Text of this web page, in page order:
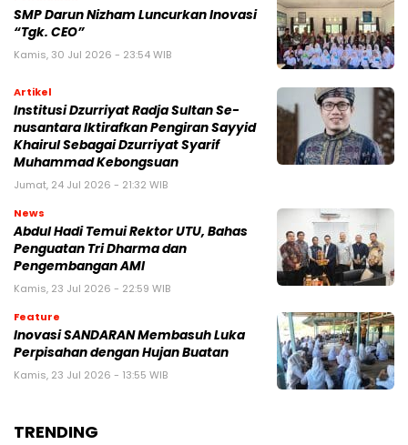
SMP Darun Nizham Luncurkan Inovasi
“Tgk. CEO”
Kamis, 30 Jul 2026 - 23:54 WIB
Artikel
Institusi Dzurriyat Radja Sultan Se-
nusantara Iktirafkan Pengiran Sayyid
Khairul Sebagai Dzurriyat Syarif
Muhammad Kebongsuan
Jumat, 24 Jul 2026 - 21:32 WIB
News
Abdul Hadi Temui Rektor UTU, Bahas
Penguatan Tri Dharma dan
Pengembangan AMI
Kamis, 23 Jul 2026 - 22:59 WIB
Feature
Inovasi SANDARAN Membasuh Luka
Perpisahan dengan Hujan Buatan
Kamis, 23 Jul 2026 - 13:55 WIB
TRENDING